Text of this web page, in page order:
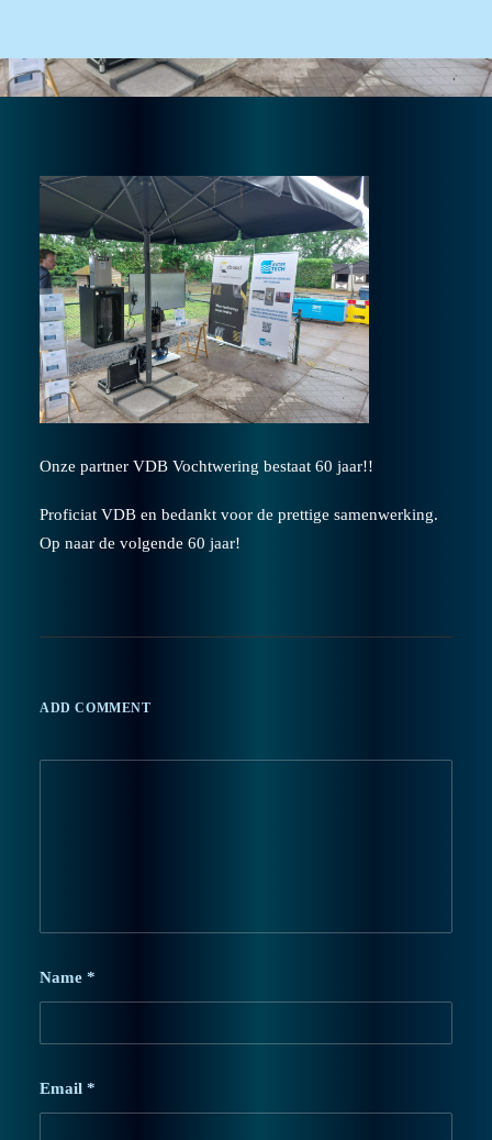
Onze partner VDB Vochtwering bestaat 60 jaar!!
Proficiat VDB en bedankt voor de prettige samenwerking.
Op naar de volgende 60 jaar!
ADD COMMENT
Name *
Email *